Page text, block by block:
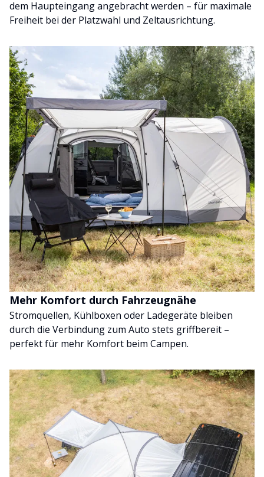
dem Haupteingang angebracht werden – für maximale
Freiheit bei der Platzwahl und Zeltausrichtung.
Mehr Komfort durch Fahrzeugnähe
Stromquellen, Kühlboxen oder Ladegeräte bleiben
durch die Verbindung zum Auto stets griffbereit –
perfekt für mehr Komfort beim Campen.